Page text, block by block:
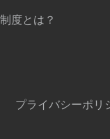
度とは？
プライバシーポリ